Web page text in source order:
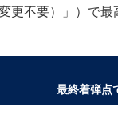
更不要）」）で最
最終着弾点